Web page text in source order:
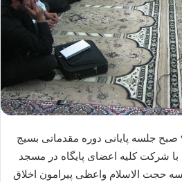
در مورخ ۱۰/۰۵/۹۲ ساعت ۹ صبح جلسه پایانی دوره مقدماتی بسیج
با شرکت کلیه اعضای پایگاه در مسجد
حجت الاسلام واعظی پیرامون اخلاق